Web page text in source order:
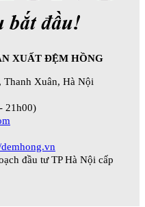
XUẤT ĐỆM HỒNG
Xuân, Hà Nội
21h00)
đầu tư TP Hà Nội cấp